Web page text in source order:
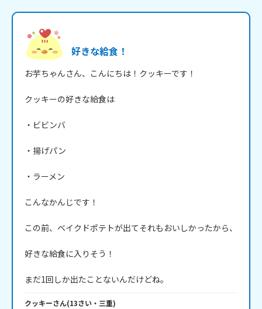
好きな給食！
お芋ちゃんさん、こんにちは！クッキーです！
クッキーの好きな給食は
・ビビンバ
・揚げパン
・ラーメン
こんなかんじです！
この前、ベイクドポテトが出てそれもおいしかったから、
好きな給食に入りそう！
まだ1回しか出たことないんだけどね。
クッキーさん(13さい・ 三重)